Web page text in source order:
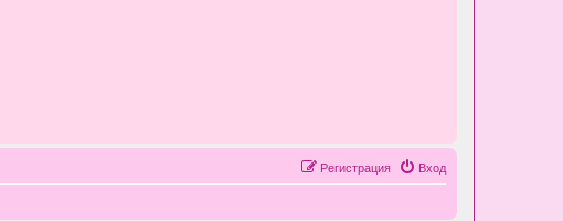
Вход
Регистрация